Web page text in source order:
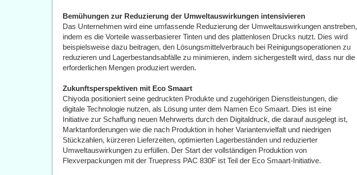
Bemühungen zur Reduzierung der Umweltauswirkungen intensivieren
Das Unternehmen wird eine umfassende Reduzierung der Umweltauswirkungen anstreben,
indem es die Vorteile wasserbasierer Tinten und des plattenlosen Drucks nutzt. Dies wird
beispielsweise dazu beitragen, den Lösungsmittelverbrauch bei Reinigungsoperationen zu
reduzieren und Lagerbestandsabfälle zu minimieren, indem sichergestellt wird, dass nur die
erforderlichen Mengen produziert werden.
Zukunftsperspektiven mit Eco Smaart
Chiyoda positioniert seine gedruckten Produkte und zugehörigen Dienstleistungen, die
digitale Technologie nutzen, als Lösung unter dem Namen Eco Smaart. Dies ist eine
Initiative zur Schaffung neuen Mehrwerts durch den Digitaldruck, die darauf ausgelegt ist,
Marktanforderungen wie die nach Produktion in hoher Variantenvielfalt und niedrigen
Stückzahlen, kürzeren Lieferzeiten, optimierten Lagerbeständen und reduzierter
Umweltauswirkungen zu erfüllen. Der Start der vollständigen Produktion von
Flexverpackungen mit der Truepress PAC 830F ist Teil der Eco Smaart-Initiative.